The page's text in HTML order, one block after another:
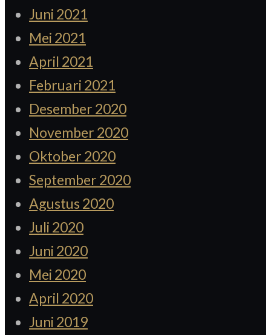
Juni 2021
Mei 2021
April 2021
Februari 2021
Desember 2020
November 2020
Oktober 2020
September 2020
Agustus 2020
Juli 2020
Juni 2020
Mei 2020
April 2020
Juni 2019